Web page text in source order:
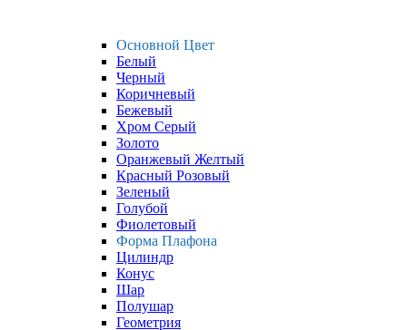
Основной Цвет
Белый
Черный
Коричневый
Бежевый
Хром Серый
Золото
Оранжевый Желтый
Красный Розовый
Зеленый
Голубой
Фиолетовый
Форма Плафона
Цилиндр
Конус
Шар
Полушар
Геометрия